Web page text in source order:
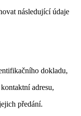
následující údaje
dokladu,
adresu,
předání.